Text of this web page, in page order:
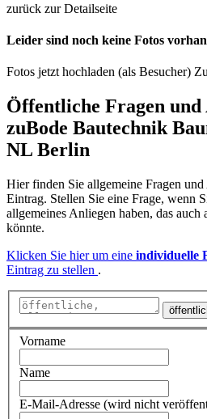
zurück zur Detailseite
Leider sind noch keine Fotos
Fotos jetzt hochladen (als Besucher)
Öffentliche Fragen
zuBode Bautechnik
NL Berlin
Hier finden Sie allgemeine Fragen
Eintrag. Stellen Sie eine Frage, wenn
allgemeines Anliegen haben, das auch
könnte.
Klicken Sie hier um eine individuelle
Eintrag zu stellen .
Vorname
Name
E-Mail-Adresse (wird nicht